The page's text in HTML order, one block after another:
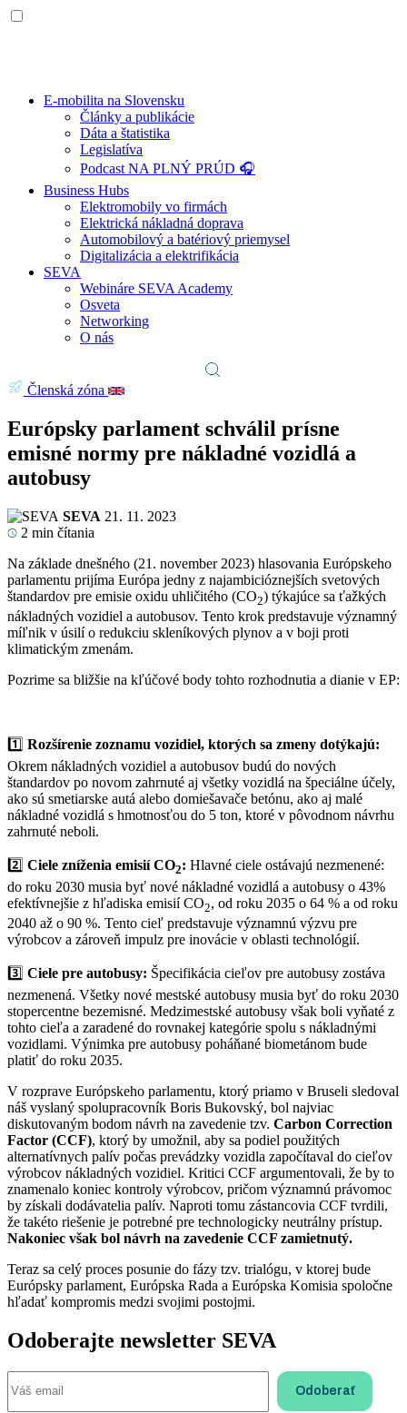
E-mobilita na Slovensku
Články a publikácie
Dáta a štatistika
Legislatíva
Podcast NA PLNÝ PRÚD 🎧
Business Hubs
Elektromobily vo firmách
Elektrická nákladná doprava
Automobilový a batériový priemysel
Digitalizácia a elektrifikácia
SEVA
Webináre SEVA Academy
Osveta
Networking
O nás
Členská zóna
Európsky parlament schválil prísne
emisné normy pre nákladné vozidlá a
autobusy
SEVA 21. 11. 2023
2 min čítania
Na základe dnešného (21. november 2023) hlasovania Európskeho
parlamentu prijíma Európa jedny z najambicióznejších svetových
štandardov pre emisie oxidu uhličitého (CO2) týkajúce sa ťažkých
nákladných vozidiel a autobusov. Tento krok predstavuje významný
míľnik v úsilí o redukciu skleníkových plynov a v boji proti
klimatickým zmenám.
Pozrime sa bližšie na kľúčové body tohto rozhodnutia a dianie v EP:
1️⃣ Rozšírenie zoznamu vozidiel, ktorých sa zmeny dotýkajú:
Okrem nákladných vozidiel a autobusov budú do nových
štandardov po novom zahrnuté aj všetky vozidlá na špeciálne účely,
ako sú smetiarske autá alebo domiešavače betónu, ako aj malé
nákladné vozidlá s hmotnosťou do 5 ton, ktoré v pôvodnom návrhu
zahrnuté neboli.
2️⃣ Ciele zníženia emisií CO2: Hlavné ciele ostávajú nezmenené:
do roku 2030 musia byť nové nákladné vozidlá a autobusy o 43%
efektívnejšie z hľadiska emisií CO2, od roku 2035 o 64 % a od roku
2040 až o 90 %. Tento cieľ predstavuje významnú výzvu pre
výrobcov a zároveň impulz pre inovácie v oblasti technológií.
3️⃣ Ciele pre autobusy: Špecifikácia cieľov pre autobusy zostáva
nezmenená. Všetky nové mestské autobusy musia byť do roku 2030
stopercentne bezemisné. Medzimestské autobusy však boli vyňaté z
tohto cieľa a zaradené do rovnakej kategórie spolu s nákladnými
vozidlami. Výnimka pre autobusy poháňané biometánom bude
platiť do roku 2035.
V rozprave Európskeho parlamentu, ktorý priamo v Bruseli sledoval
náš vyslaný spolupracovník Boris Bukovský, bol najviac
diskutovaným bodom návrh na zavedenie tzv. Carbon Correction
Factor (CCF), ktorý by umožnil, aby sa podiel použitých
alternatívnych palív počas prevádzky vozidla započítaval do cieľov
výrobcov nákladných vozidiel. Kritici CCF argumentovali, že by to
znamenalo koniec kontroly výrobcov, pričom významnú právomoc
by získali dodávatelia palív. Naproti tomu zástancovia CCF tvrdili,
že takéto riešenie je potrebné pre technologicky neutrálny prístup.
Nakoniec však bol návrh na zavedenie CCF zamietnutý.
Teraz sa celý proces posunie do fázy tzv. trialógu, v ktorej bude
Európsky parlament, Európska Rada a Európska Komisia spoločne
hľadať kompromis medzi svojimi postojmi.
Odoberajte newsletter SEVA